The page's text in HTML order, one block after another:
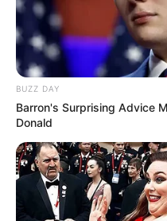
BUZZ DAY
Barron's Surprising Advice
Donald